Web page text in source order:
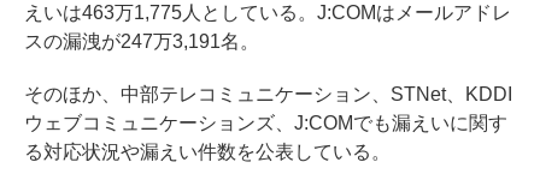
えいは463万1,775人としている。J:COMはメールアドレ
スの漏洩が247万3,191名。
そのほか、中部テレコミュニケーション、STNet、KDDI
ウェブコミュニケーションズ、J:COMでも漏えいに関す
る対応状況や漏えい件数を公表している。